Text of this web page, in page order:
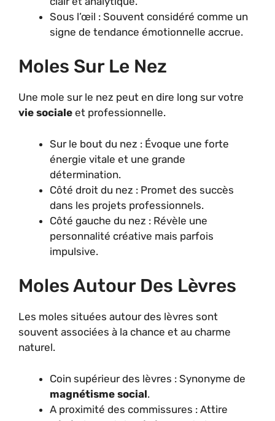
Sous l’œil : Souvent considéré comme un
signe de tendance émotionnelle accrue.
Moles Sur Le Nez
Une mole sur le nez peut en dire long sur votre
vie sociale et professionnelle.
Sur le bout du nez : Évoque une forte
énergie vitale et une grande
détermination.
Côté droit du nez : Promet des succès
dans les projets professionnels.
Côté gauche du nez : Révèle une
personnalité créative mais parfois
impulsive.
Moles Autour Des Lèvres
Les moles situées autour des lèvres sont
souvent associées à la chance et au charme
naturel.
Coin supérieur des lèvres : Synonyme de
magnétisme social.
A proximité des commissures : Attire